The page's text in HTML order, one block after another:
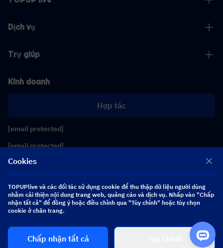
$ 0.00 Mua ngay
Dịch vụ
Trợ giúp
Kinh doanh
Hợp tác
[email protected]
[email protected]
Theo dõi chúng tôi
Copyright 2026 SEA WHALE TECHNOLOGY PTE.LTD. All Rights Reserved.
Cookies
TOPUPlive và các đối tác sử dụng cookie để thu thập dữ liệu người dùng
nhằm cải thiện nội dung trang web, quảng cáo và dịch vụ. Nhấp vào "Chấp
nhận tất cả" để đồng ý hoặc điều chỉnh qua "Tùy chỉnh" hoặc tùy chọn
cookie ở chân trang.
Chấp nhận tất cả